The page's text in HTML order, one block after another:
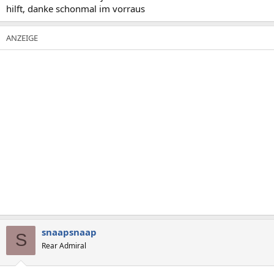
hilft, danke schonmal im vorraus
S snaapsnaap
Rear Admiral